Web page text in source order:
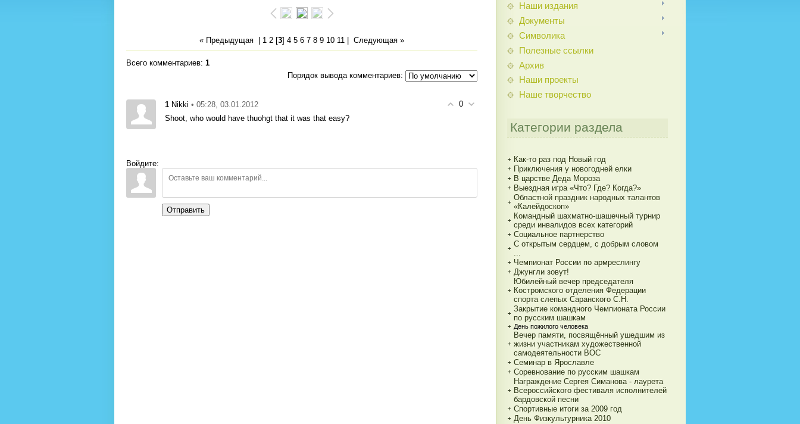
« Предыдущая 1 2 [3] 4 5 6 7 8 9 10 11 Следующая »
Всего комментариев: 1
Порядок вывода комментариев:
0
1 Nikki • 05:28, 03.01.2012
Shoot, who would have thuohgt that it was that easy?
Войдите:
Отправить
Наши издания
Документы
Символика
Полезные ссылки
Архив
Наши проекты
Наше творчество
Категории раздела
Как-то раз под Новый год
Приключения у новогодней елки
В царстве Деда Мороза
Выездная игра «Что? Где? Когда?»
Областной праздник народных талантов
«Калейдоскоп»
Командный шахматно-шашечный турнир
среди инвалидов всех категорий
Социальное партнерство
С открытым сердцем, с добрым словом
...
Чемпионат России по армреслингу
Джунгли зовут!
Юбилейный вечер председателя
Костромского отделения Федерации
спорта слепых Саранского С.Н.
Закрытие командного Чемпионата России
по русским шашкам
День пожилого человека
Вечер памяти, посвящённый ушедшим из
жизни участникам художественной
самодеятельности ВОС
Семинар в Ярославле
Соревнование по русским шашкам
Награждение Сергея Симанова - лаурета
Всероссийского фестиваля исполнителей
бардовской песни
Спортивные итоги за 2009 год
День Физкультурника 2010